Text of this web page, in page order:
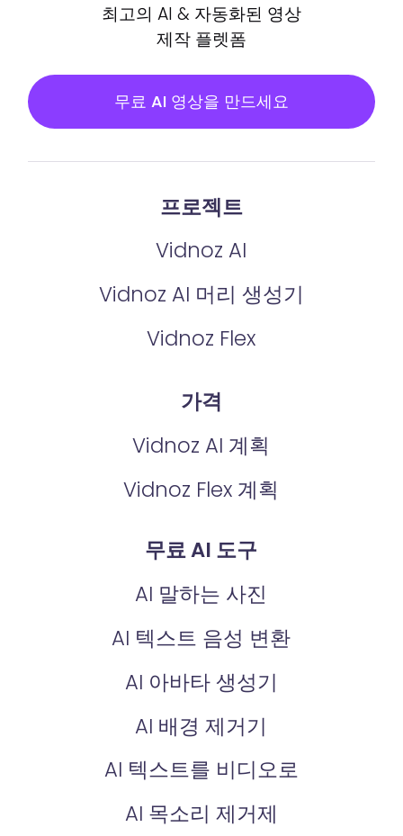
최고의 AI & 자동화된 영상
제작 플렛폼
무료 AI 영상을 만드세요
프로젝트
Vidnoz AI
Vidnoz AI 머리 생성기
Vidnoz Flex
가격
Vidnoz AI 계획
Vidnoz Flex 계획
무료 AI 도구
AI 말하는 사진
AI 텍스트 음성 변환
AI 아바타 생성기
AI 배경 제거기
AI 텍스트를 비디오로
AI 목소리 제거제